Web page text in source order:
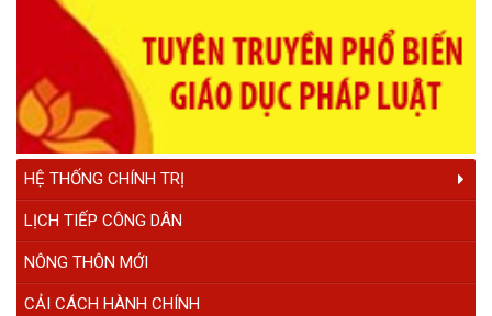
HỆ THỐNG CHÍNH TRỊ
LỊCH TIẾP CÔNG DÂN
NÔNG THÔN MỚI
CẢI CÁCH HÀNH CHÍNH
Chiều Krông Ana Em Hát
Thông điệp truyền hình nCoV
Đua thuyền truyền thống Krông Ana - Đắk Lắk
Đua thuyền truyền thống Krông Ana
KRÔNG ANA YÊU THƯƠNG